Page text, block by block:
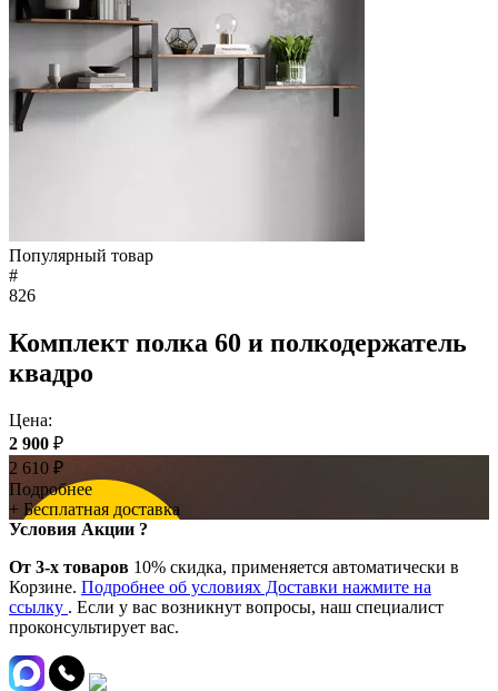
Популярный товар
#
826
Комплект полка 60 и полкодержатель
квадро
Цена:
2 900 ₽
2 610 ₽
Подробнее
+ Бесплатная доставка
Условия Акции ?
От 3-х товаров 10% скидка, применяется автоматически в
Корзине. Подробнее об условиях Доставки нажмите на
ссылку . Если у вас возникнут вопросы, наш специалист
проконсультирует вас.